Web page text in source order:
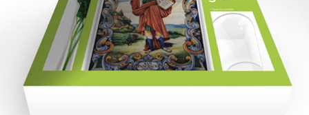
Ottium
Estratègia de marketing i branding